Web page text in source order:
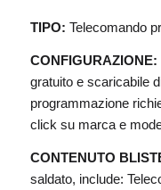
TIPO: Telecomando
CONFIGURAZIONE:
gratuito e scaricabile
programmazione
click su marca e
CONTENUTO
saldato, include: